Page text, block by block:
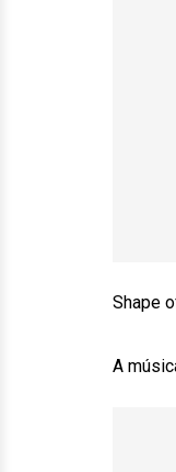
Shape
A